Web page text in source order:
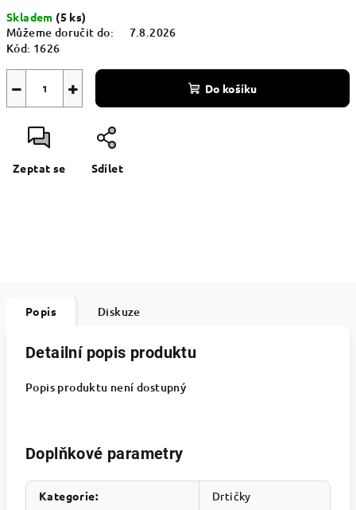
cena:
Skladem (5 ks)
Můžeme doručit do:
7.8.2026
Kód: 1626
+
− Do košíku
Zeptat se Sdílet
Popis Diskuze
Detailní popis produktu
Popis produktu není dostupný
Doplňkové parametry
Kategorie: Drtičky